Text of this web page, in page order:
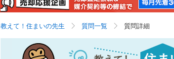
教えて！住まいの先生 質問一覧 質問詳細